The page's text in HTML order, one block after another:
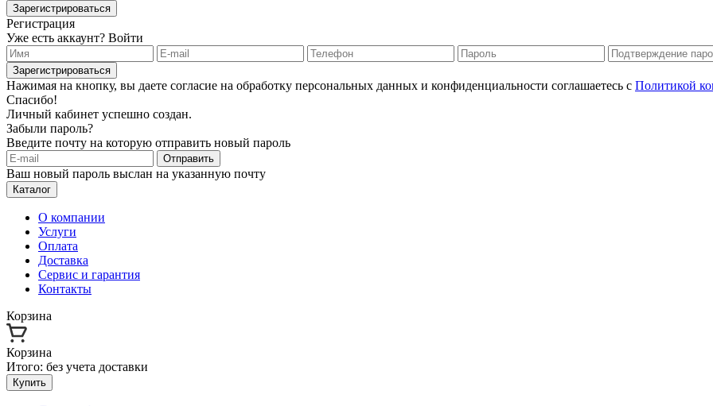
Зарегистрироваться
Регистрация
Уже есть аккаунт? Войти
Зарегистрироваться
Нажимая на кнопку, вы даете согласие на обработку персональных данных и конфиденциальности соглашаетесь с Политикой
Спасибо!
Личный кабинет успешно создан.
Забыли пароль?
Введите почту на которую отправить новый пароль
Отправить
Ваш новый пароль выслан на указанную почту
Каталог
О компании
Услуги
Оплата
Доставка
Сервис и гарантия
Контакты
Корзина
Корзина
Итого: без учета доставки
Купить